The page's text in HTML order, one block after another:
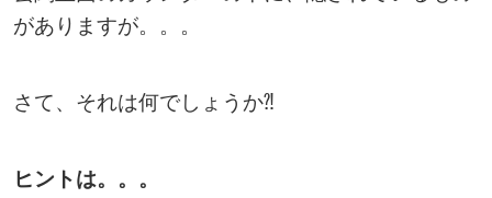
がありますが。。。
さて、それは何でしょうか⁈
ヒントは。。。